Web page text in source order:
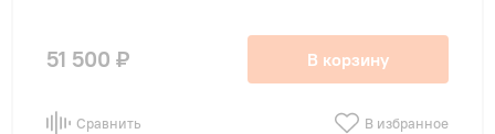
51 500 ₽ В корзину
Сравнить В избранное